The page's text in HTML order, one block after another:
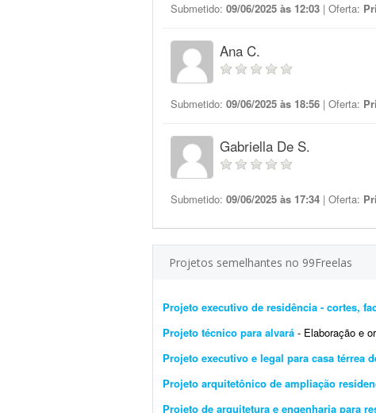
Submetido: 09/06/2025 às 12:03 | Oferta:
Ana C.
Submetido: 09/06/2025 às 18:56 | Oferta:
Gabriella De S.
Submetido: 09/06/2025 às 17:34 | Oferta:
Projetos semelhantes no 99Freelas
Projeto executivo de residência - cortes,
Projeto técnico para alvará - Elaboração e
Projeto executivo e legal para casa térrea
Projeto arquitetônico de ampliação
Projeto de arquitetura e engenharia para